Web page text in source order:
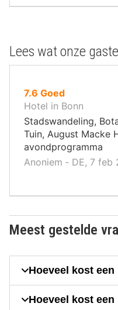
Lees wat onze
7.6 uit
10
,
Goed
Hotel in Bonn
Stadswandeling,
Tuin, August Macke
avondprogramma
Anoniem ‐ DE, 7 feb
Meest gestelde
Hoeveel kost
Hoeveel kost